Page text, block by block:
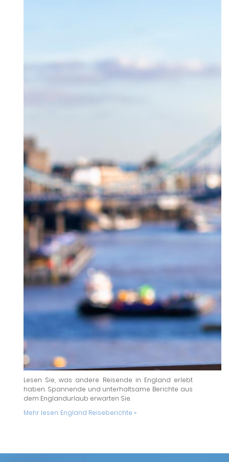
Lesen Sie, was andere Reisende in England erlebt
haben. Spannende und unterhaltsame Berichte aus
dem Englandurlaub erwarten Sie.
Mehr lesen: England Reiseberichte »